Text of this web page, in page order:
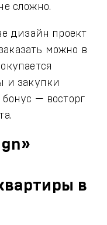
сложно.
дизайн проект
можно в
и закупки
— восторг
в